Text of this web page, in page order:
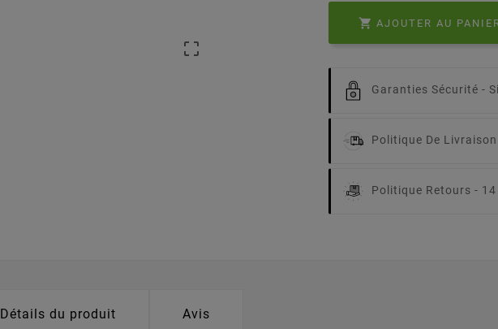

 AJOUTER AU
Garanties Sécurité -
Politique De Livraison
Politique Retours -
Détails du produit Avis